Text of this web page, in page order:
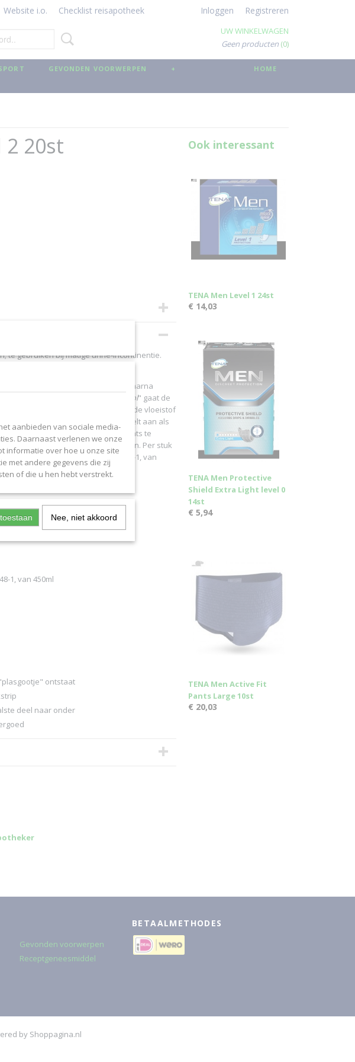
Website i.o. Checklist reisapotheek Inloggen Registreren
UW WINKELWAGEN
Geen producten (0)
HOME
GEVONDEN VOORWERPEN +
2 20st
te gebruiken bij matige urine-incontinentie.
van urine, het vocht wordt daarna
Odour Control" gaat de
" bevat microabsorbens die de vloeistof
De beschermende achterzijde voelt aan als
plakstrip om de inlegger op zijn plaats te
ondergoed gedragen worden. Per stuk
volgens ISO 11948-1, van
1, van 450ml
ontstaat
deel naar onder
Ook interessant
TENA Men Level 1 24st
€ 14,03
TENA Men Protective
Shield Extra Light level 0
14st
€ 5,94
TENA Men Active Fit
Pants Large 10st
€ 20,03
Gevonden voorwerpen
Receptgeneesmiddel
BETAALMETHODES
by Shoppagina.nl
aanbieden van sociale media-
Daarnaast verlenen we onze
informatie over hoe u onze site
met andere gegevens die zij
of die u hen hebt verstrekt.
Nee, niet akkoord